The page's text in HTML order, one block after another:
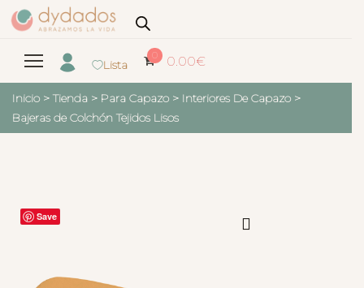
Lista
0 0.00€
Inicio > Tienda > Para Capazo > Interiores De Capazo >
Bajeras de Colchón Tejidos Lisos
Save